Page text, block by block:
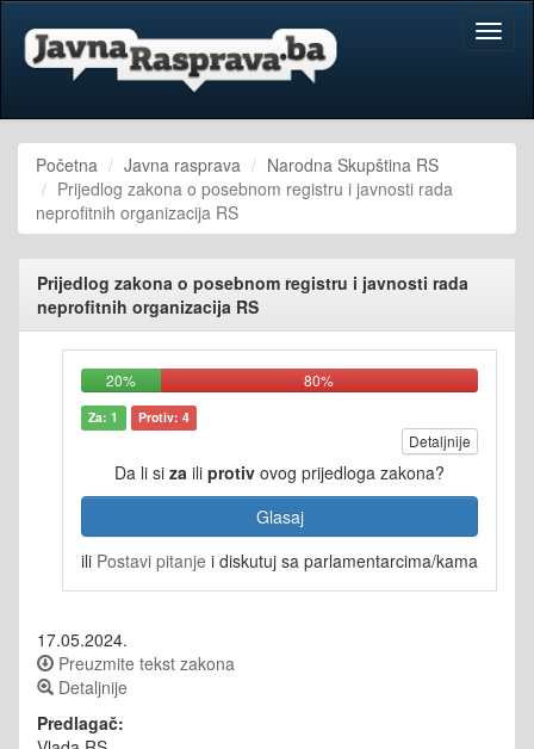
Početna Javna rasprava
Narodna Skupština RS
Prijedlog zakona o posebnom registru i javnosti rada
neprofitnih organizacija RS
Prijedlog zakona o posebnom registru i javnosti rada
neprofitnih organizacija RS
20% 80%
Za: 1 Protiv: 4
Detaljnije
Da li si za ili protiv ovog prijedloga zakona?
Glasaj
ili Postavi pitanje i diskutuj sa parlamentarcima/kama
17.05.2024.
Preuzmite tekst zakona
Detaljnije
Predlagač: